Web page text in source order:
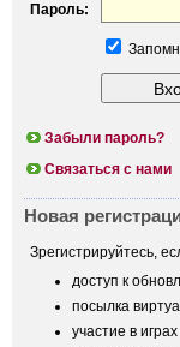
Пароль:
Забыли пароль?
Связаться с нами
Новая
Зрегистрируйтесь,
доступ к
посылка
участие в